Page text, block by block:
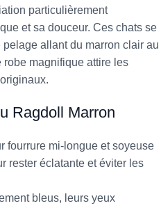
particulièrement
et sa douceur. Ces chats se
allant du marron clair au
robe magnifique attire les
Ragdoll Marron
fourrure mi-longue et soyeuse
rester éclatante et éviter les
bleus, leurs yeux